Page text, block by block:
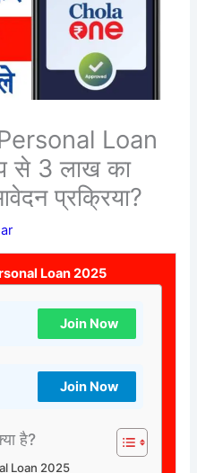
Loan
से 3 लाख का
प्रक्रिया?
Loan 2025
Join Now
Join Now
है?
Loan 2025